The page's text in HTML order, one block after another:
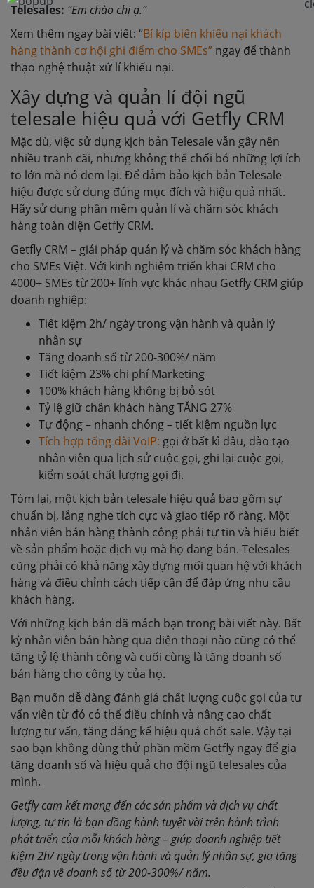
Telesales: “Em chào chị ạ.”
Xem thêm ngay bài viết: “Bí kíp biến khiếu nại khách
hàng thành cơ hội ghi điểm cho SMEs” ngay để thành
thạo nghệ thuật xử lí khiếu nại.
Xây dựng và quản lí đội ngũ
telesale hiệu quả với Getfly CRM
Mặc dù, việc sử dụng kịch bản Telesale vẫn gây nên
nhiều tranh cãi, nhưng không thể chối bỏ những lợi ích
to lớn mà nó đem lại. Để đảm bảo kịch bản Telesale
hiệu được sử dụng đúng mục đích và hiệu quả nhất.
Hãy sử dụng phần mềm quản lí và chăm sóc khách
hàng toàn diện Getfly CRM.
Getfly CRM – giải pháp quản lý và chăm sóc khách hàng
cho SMEs Việt. Với kinh nghiệm triển khai CRM cho
4000+ SMEs từ 200+ lĩnh vực khác nhau Getfly CRM giúp
doanh nghiệp:
Tiết kiệm 2h/ ngày trong vận hành và quản lý
nhân sự
Tăng doanh số từ 200-300%/ năm
Tiết kiệm 23% chi phí Marketing
100% khách hàng không bị bỏ sót
Tỷ lệ giữ chân khách hàng TĂNG 27%
Tự động – nhanh chóng – tiết kiệm nguồn lực
Tích hợp tổng đài VoIP: gọi ở bất kì đâu, đào tạo
nhân viên qua lịch sử cuộc gọi, ghi lại cuộc gọi,
kiểm soát chất lượng gọi đi.
Tóm lại, một kịch bản telesale hiệu quả bao gồm sự
chuẩn bị, lắng nghe tích cực và giao tiếp rõ ràng. Một
nhân viên bán hàng thành công phải tự tin và hiểu biết
về sản phẩm hoặc dịch vụ mà họ đang bán. Telesales
cũng phải có khả năng xây dựng mối quan hệ với khách
hàng và điều chỉnh cách tiếp cận để đáp ứng nhu cầu
khách hàng.
Với những kịch bản đã mách bạn trong bài viết này. Bất
kỳ nhân viên bán hàng qua điện thoại nào cũng có thể
tăng tỷ lệ thành công và cuối cùng là tăng doanh số
bán hàng cho công ty của họ.
Bạn muốn dễ dàng đánh giá chất lượng cuộc gọi của tư
vấn viên từ đó có thể điều chỉnh và nâng cao chất
lượng tư vấn, tăng đáng kể hiệu quả chốt sale. Vậy tại
sao bạn không dùng thử phần mềm Getfly ngay để gia
tăng doanh số và hiệu quả cho đội ngũ telesales của
mình.
Getfly cam kết mang đến các sản phẩm và dịch vụ chất
lượng, tự tin là bạn đồng hành tuyệt vời trên hành trình
phát triển của mỗi khách hàng – giúp doanh nghiệp tiết
kiệm 2h/ ngày trong vận hành và quản lý nhân sự, gia tăng
đều đặn về doanh số từ 200-300%/ năm.